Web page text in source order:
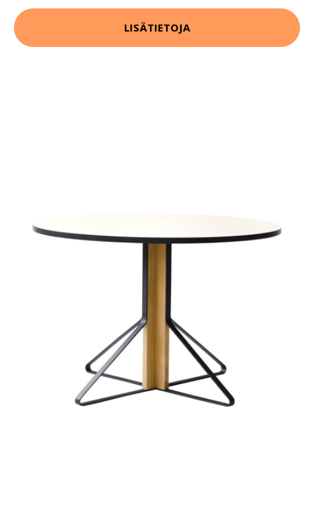
LISÄTIETOJA